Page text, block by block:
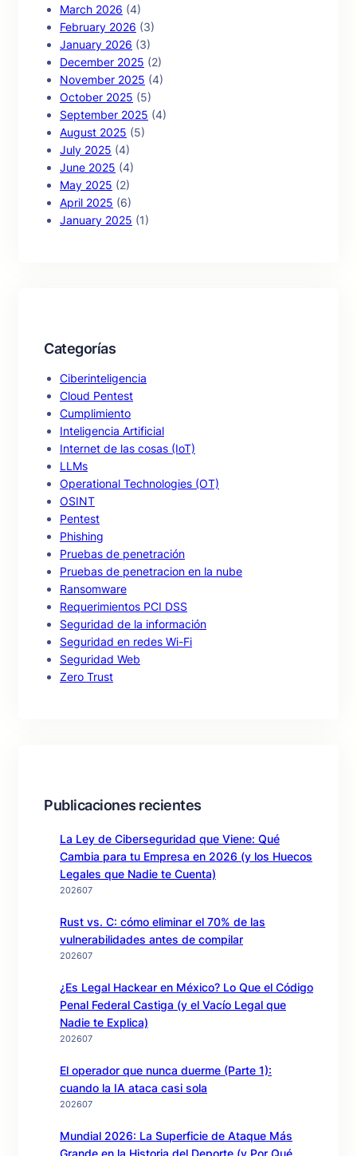
March 2026 (4)
February 2026 (3)
January 2026 (3)
December 2025 (2)
November 2025 (4)
October 2025 (5)
September 2025 (4)
August 2025 (5)
July 2025 (4)
June 2025 (4)
May 2025 (2)
April 2025 (6)
January 2025 (1)
Categorías
Ciberinteligencia
Cloud Pentest
Cumplimiento
Inteligencia Artificial
Internet de las cosas (IoT)
LLMs
Operational Technologies (OT)
OSINT
Pentest
Phishing
Pruebas de penetración
Pruebas de penetracion en la nube
Ransomware
Requerimientos PCI DSS
Seguridad de la información
Seguridad en redes Wi-Fi
Seguridad Web
Zero Trust
Publicaciones recientes
La Ley de Ciberseguridad que Viene: Qué
Cambia para tu Empresa en 2026 (y los Huecos
Legales que Nadie te Cuenta)
202607
Rust vs. C: cómo eliminar el 70% de las
vulnerabilidades antes de compilar
202607
¿Es Legal Hackear en México? Lo Que el Código
Penal Federal Castiga (y el Vacío Legal que
Nadie te Explica)
202607
El operador que nunca duerme (Parte 1):
cuando la IA ataca casi sola
202607
Mundial 2026: La Superficie de Ataque Más